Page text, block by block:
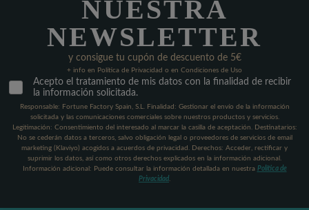
NUESTRA
NEWSLETTER
y consigue tu cupón de descuento de 5€
+ info en Política de Privacidad o en Condiciones de Uso
Acepto el tratamiento de mis datos con la finalidad de recibir
la información solicitada.
Responsable: Fortune Factory Spain, S.L. Finalidad: Gestionar el envío de la información
solicitada y las comunicaciones comerciales sobre nuestros productos y servicios.
Legitimación: Consentimiento del interesado al marcar la casilla de aceptación. Destinatarios:
No se cederán datos a terceros, salvo obligación legal o proveedores de servicios de email
marketing (Klaviyo) acogidos a acuerdos de privacidad. Derechos: Acceder, rectificar y
suprimir los datos, así como otros derechos explicados en la información adicional.
Información adicional: Puede consultar la información detallada en nuestra Política de
Privacidad.